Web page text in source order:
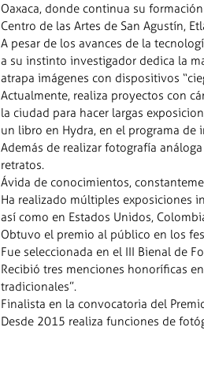
Oaxaca, donde continua su
Centro de las Artes de San Agustín,
A pesar de los avances de la
a su instinto investigador dedica la
atrapa imágenes con dispositivos
Actualmente, realiza proyectos con
la ciudad para hacer largas
un libro en Hydra, en el programa de
Además de realizar fotografía
retratos.
Ávida de conocimientos,
Ha realizado múltiples exposiciones
así como en Estados Unidos,
Obtuvo el premio al público en los
Fue seleccionada en el III Bienal de
Recibió tres menciones honoríficas
tradicionales”.
Finalista en la convocatoria del
Desde 2015 realiza funciones de